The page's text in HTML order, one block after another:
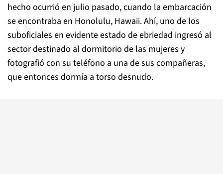
hecho ocurrió en julio pasado, cuando la embarcación
se encontraba en Honolulu, Hawaii. Ahí, uno de los
suboficiales en evidente estado de ebriedad ingresó al
sector destinado al dormitorio de las mujeres y
fotografió con su teléfono a una de sus compañeras,
que entonces dormía a torso desnudo.